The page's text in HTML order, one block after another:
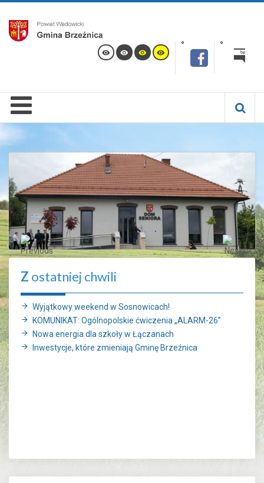
Z ostatniej chwili
Wyjątkowy weekend w Sosnowicach!
KOMUNIKAT: Ogólnopolskie ćwiczenia „ALARM-26”
Nowa energia dla szkoły w Łączanach
Inwestycje, które zmieniają Gminę Brzeźnica